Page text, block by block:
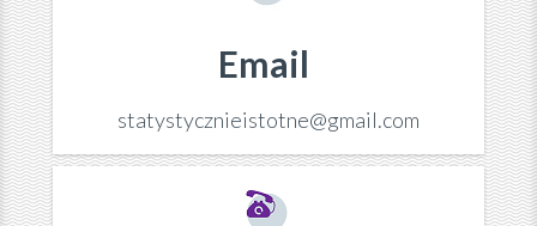
Email
statystycznieistotne@gmail.com